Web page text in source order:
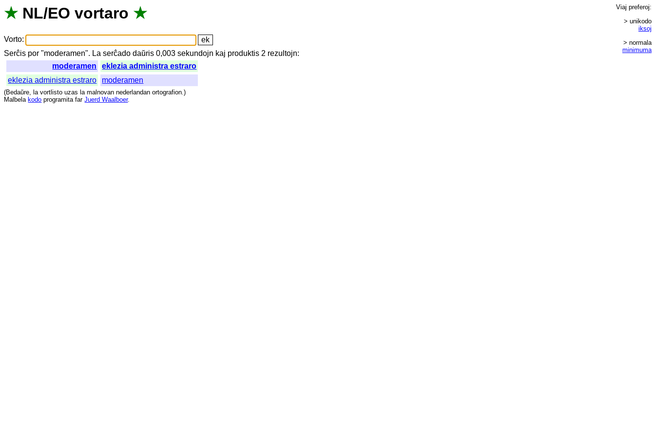
★ NL/EO vortaro ★
Vorto:
Serĉis por "moderamen". La serĉado daŭris 0,003sekundojn kaj produktis 2 rezultojn:
moderamen
eklezia administra estraro
eklezia administra estraro
moderamen
Viaj preferoj:
> unikodo
iksoj
> normala
minimuma
(Bedaŭre, la vortlisto uzas la malnovan nederlandan ortografion.)
Malbela kodo programita far Juerd Waalboer.